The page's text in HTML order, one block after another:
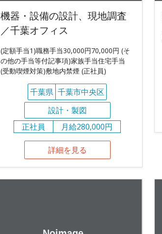
機器・設備の設計、現地調査
／千葉オフィス
(定額手当1)職務手当30,000円70,000円 (そ
の他の手当等付記事項)家族手当住宅手当
(受動喫煙対策)敷地内禁煙 (正社員)
千葉県 千葉市中央区
設計・製図
正社員
月給280,000円
詳細を見る